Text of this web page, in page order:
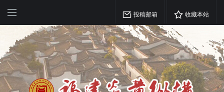
投稿邮箱 收藏本站